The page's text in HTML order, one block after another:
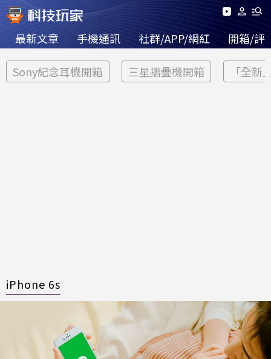
最新文章 手機通訊 社群/APP/網紅 開箱/評
Sony紀念耳機開箱 三星摺疊機開箱 「全新
iPhone 6s